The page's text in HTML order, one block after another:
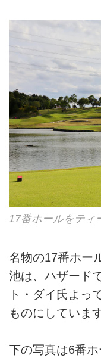
17番ホールをティ
名物の17番ホー
池は、ハザード
ト・ダイ氏よっ
ものにしています
下の写真は6番ホ